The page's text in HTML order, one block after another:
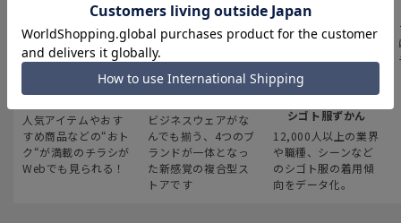
最新のお買い得情報
人気アイテムやおす
すめ商品などの“おト
ク“が満載のチラシが
Webでも見られる！
スーツスクエア
ビジネスウェアがな
んでも揃う、4つのブ
ランドが一体となっ
た新感覚の複合型ス
トアです
みんなの
シゴト服ずかん
12,000人以上の業界
や職種、シーンなど
のシゴト服の着用傾
向をデータ化。